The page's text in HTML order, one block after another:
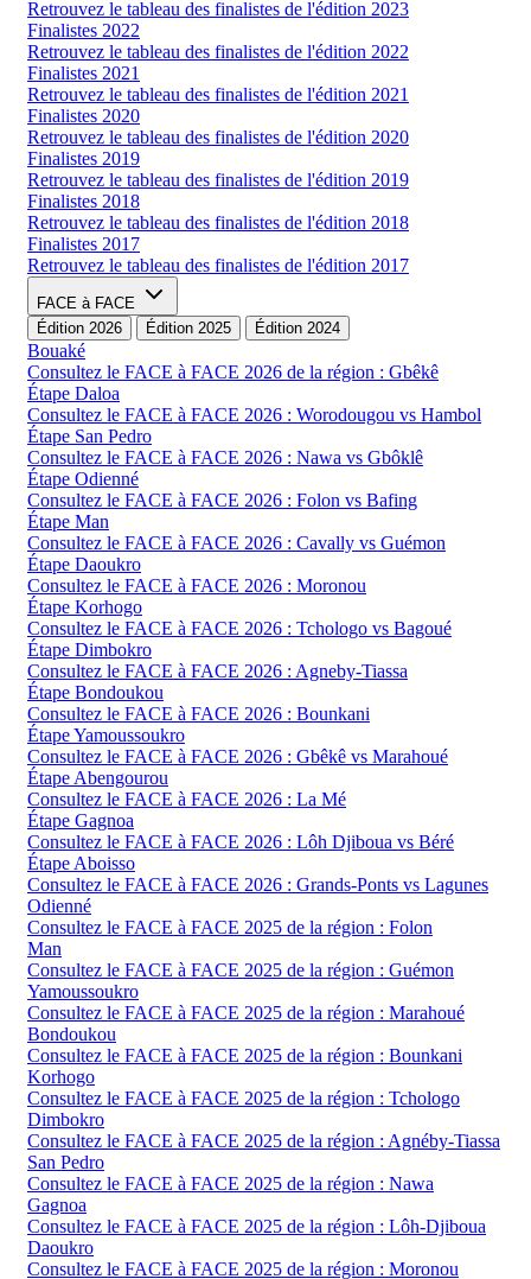
Retrouvez le tableau des finalistes de l'édition 2023
Finalistes 2022
Retrouvez le tableau des finalistes de l'édition 2022
Finalistes 2021
Retrouvez le tableau des finalistes de l'édition 2021
Finalistes 2020
Retrouvez le tableau des finalistes de l'édition 2020
Finalistes 2019
Retrouvez le tableau des finalistes de l'édition 2019
Finalistes 2018
Retrouvez le tableau des finalistes de l'édition 2018
Finalistes 2017
Retrouvez le tableau des finalistes de l'édition 2017
FACE à FACE
Édition 2026
Édition 2025 Édition 2024
Bouaké
Consultez le FACE à FACE 2026 de la région : Gbêkê
Étape Daloa
Consultez le FACE à FACE 2026 : Worodougou vs Hambol
Étape San Pedro
Consultez le FACE à FACE 2026 : Nawa vs Gbôklê
Étape Odienné
Consultez le FACE à FACE 2026 : Folon vs Bafing
Étape Man
Consultez le FACE à FACE 2026 : Cavally vs Guémon
Étape Daoukro
Consultez le FACE à FACE 2026 : Moronou
Étape Korhogo
Consultez le FACE à FACE 2026 : Tchologo vs Bagoué
Étape Dimbokro
Consultez le FACE à FACE 2026 : Agneby-Tiassa
Étape Bondoukou
Consultez le FACE à FACE 2026 : Bounkani
Étape Yamoussoukro
Consultez le FACE à FACE 2026 : Gbêkê vs Marahoué
Étape Abengourou
Consultez le FACE à FACE 2026 : La Mé
Étape Gagnoa
Consultez le FACE à FACE 2026 : Lôh Djiboua vs Béré
Étape Aboisso
Consultez le FACE à FACE 2026 : Grands-Ponts vs Lagunes
Odienné
Consultez le FACE à FACE 2025 de la région : Folon
Man
Consultez le FACE à FACE 2025 de la région : Guémon
Yamoussoukro
Consultez le FACE à FACE 2025 de la région : Marahoué
Bondoukou
Consultez le FACE à FACE 2025 de la région : Bounkani
Korhogo
Consultez le FACE à FACE 2025 de la région : Tchologo
Dimbokro
Consultez le FACE à FACE 2025 de la région : Agnéby-Tiassa
San Pedro
Consultez le FACE à FACE 2025 de la région : Nawa
Gagnoa
Consultez le FACE à FACE 2025 de la région : Lôh-Djiboua
Daoukro
Consultez le FACE à FACE 2025 de la région : Moronou